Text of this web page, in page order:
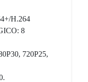
H.264
8
720P25,